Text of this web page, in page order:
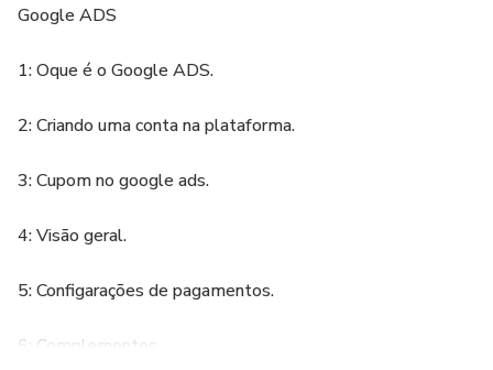
Google ADS
1: Oque é o Google ADS.
2: Criando uma conta na plataforma.
3: Cupom no google ads.
4: Visão geral.
5: Configarações de pagamentos.
6: Complementos.